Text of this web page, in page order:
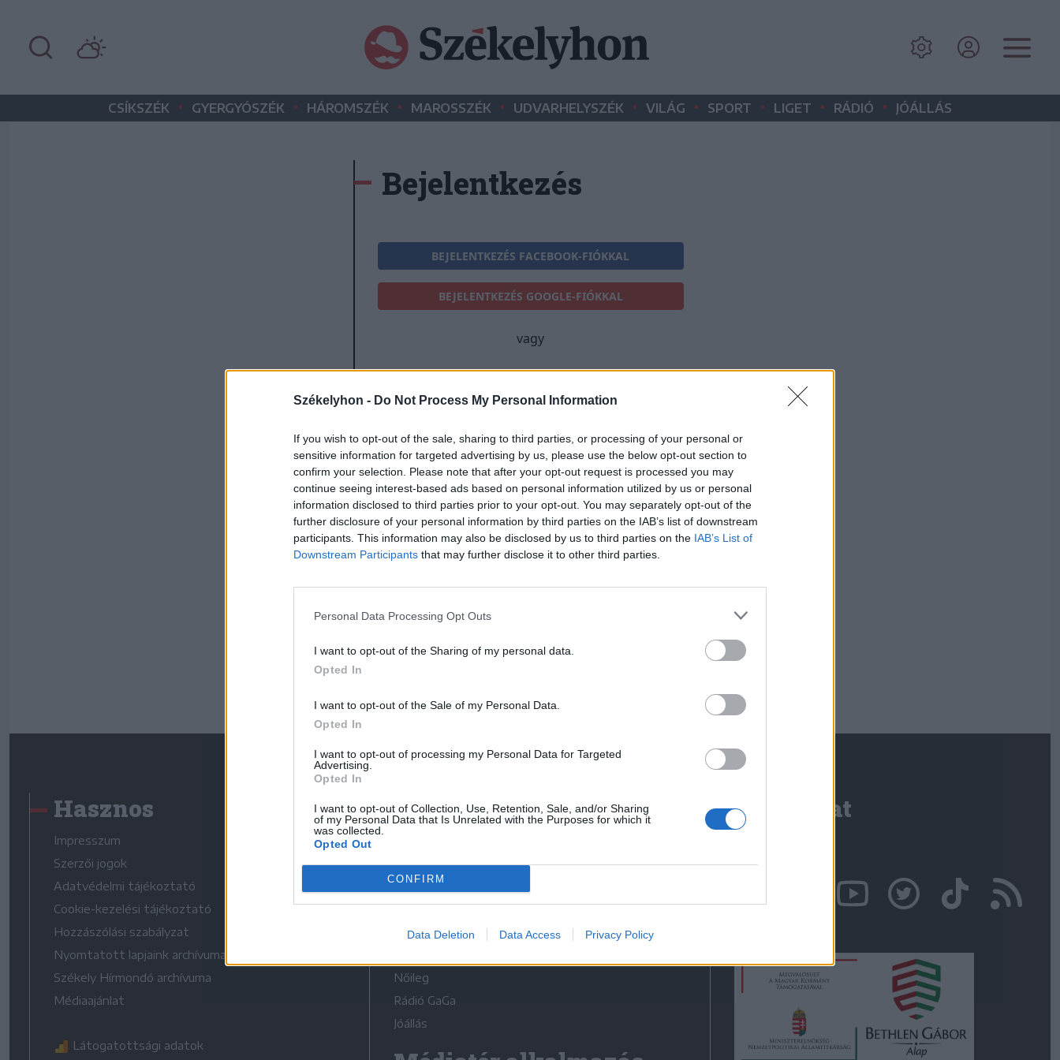
Székelyhon - Do Not Process My Personal Information
If you wish to opt-out of the sale, sharing to third parties, or processing of your personal or
sensitive information for targeted advertising by us, please use the below opt-out section to
confirm your selection. Please note that after your opt-out request is processed you may
continue seeing interest-based ads based on personal information utilized by us or personal
information disclosed to third parties prior to your opt-out. You may separately opt-out of the
further disclosure of your personal information by third parties on the IAB’s list of downstream
participants. This information may also be disclosed by us to third parties on the IAB’s List of
Downstream Participants that may further disclose it to other third parties.
Personal Data Processing Opt Outs
I want to opt-out of the Sharing of my personal data.
Opted In
I want to opt-out of the Sale of my Personal Data.
Opted In
I want to opt-out of processing my Personal Data for Targeted
Advertising.
Opted In
I want to opt-out of Collection, Use, Retention, Sale, and/or Sharing
of my Personal Data that Is Unrelated with the Purposes for which it
was collected.
Opted Out
CONFIRM
Data Deletion Data Access Privacy Policy
CSÍKSZÉK • GYERGYÓSZÉK • HÁROMSZÉK • MAROSSZÉK • UDVARHELYSZÉK • VILÁG • SPORT • LIGET • RÁDIÓ • JÓÁLLÁS
Bejelentkezés
BEJELENTKEZÉS FACEBOOK-FIÓKKAL
BEJELENTKEZÉS GOOGLE-FIÓKKAL
vagy
E-mail-cím
Jelszó
Elfelejtette a jelszavát?
BEJELENTKEZÉS
Hasznos
Impresszum
Szerzői jogok
Adatvédelmi tájékoztató
Cookie-kezelési tájékoztató
Hozzászólási szabályzat
Nyomtatott lapjaink archívuma
Székely Hírmondó archívuma
Médiaajánlat
Látogatottsági adatok
Médiatér
Liget
Krónika
Bihari Napló
Erdélyi Napló
Nőileg
Rádió GaGa
Jóállás
Kapcsolat